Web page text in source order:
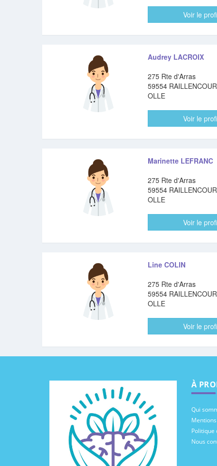
Voir le
Audrey LACROIX
275 Rte d'Arras
59554
OLLE
Voir le
Marinette LEFRANC
275 Rte d'Arras
59554
OLLE
Voir le
Line COLIN
275 Rte d'Arras
59554
OLLE
Voir le
À
Qui
Politique
Nous